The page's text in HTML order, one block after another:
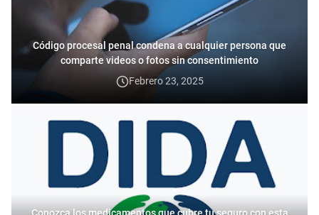
Código procesal penal condena a cualquier persona que
comparte videos o fotos sin consentimiento
Febrero 23, 2025